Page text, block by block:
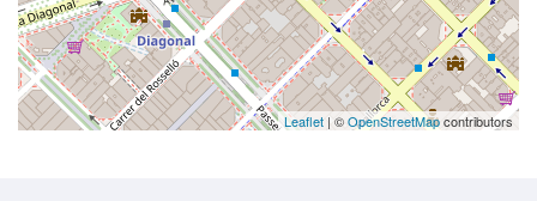
Leaflet | ©OpenStreetMapcontributors